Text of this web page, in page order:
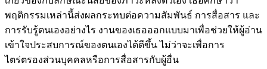
พฤติกรรมเหล่านี้ส่งผลกระทบต่อความสัมพันธ์ การสื่อสาร และ
การรับรู้ตนเองอย่างไร งานของเธอออกแบบมาเพื่อช่วยให้ผู้อ่าน
เข้าใจประสบการณ์ของตนเองได้ดีขึ้น ไม่ว่าจะเพื่อการ
ไตร่ตรองส่วนบุคคลหรือการสื่อสารกับผู้อื่น